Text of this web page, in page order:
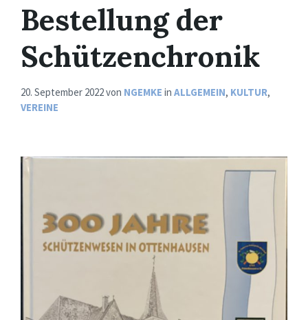
Bestellung der
Schützenchronik
20. September 2022von NGEMKE in ALLGEMEIN, KULTUR,
VEREINE